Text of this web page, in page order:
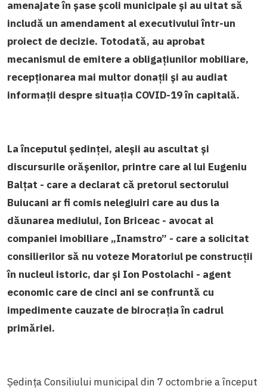
amenajate în șase școli municipale și au uitat să
includă un amendament al executivului într-un
proiect de decizie. Totodată, au aprobat
mecanismul de emitere a obligațiunilor mobiliare,
recepționarea mai multor donații și au audiat
informații despre situația COVID-19 în capitală.
La începutul ședinței, aleșii au ascultat și
discursurile orășenilor, printre care al lui Eugeniu
Balțat - care a declarat că pretorul sectorului
Buiucani ar fi comis nelegiuiri care au dus la
dăunarea mediului, Ion Briceac - avocat al
companiei imobiliare „Inamstro” - care a solicitat
consilierilor să nu voteze Moratoriul pe construcții
în nucleul istoric, dar și Ion Postolachi - agent
economic care de cinci ani se confruntă cu
impedimente cauzate de birocrația în cadrul
primăriei.
Ședința Consiliului municipal din 7 octombrie a început